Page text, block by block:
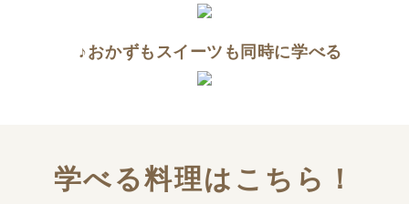
♪おかずもスイーツも同時に学べる
学べる料理はこちら！